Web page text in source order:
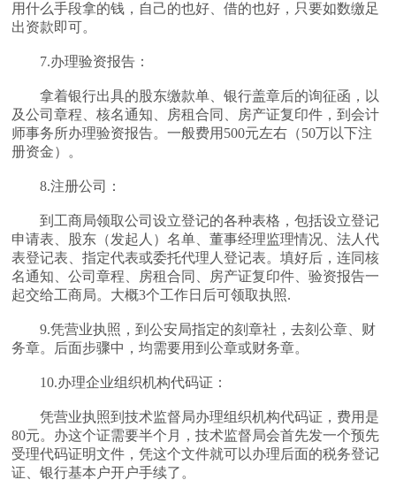
用什么手段拿的钱，自己的也好、借的也好，只要如数缴足
出资款即可。
7.办理验资报告：
拿着银行出具的股东缴款单、银行盖章后的询征函，以
及公司章程、核名通知、房租合同、房产证复印件，到会计
师事务所办理验资报告。一般费用500元左右（50万以下注
册资金）。
8.注册公司：
到工商局领取公司设立登记的各种表格，包括设立登记
申请表、股东（发起人）名单、董事经理监理情况、法人代
表登记表、指定代表或委托代理人登记表。填好后，连同核
名通知、公司章程、房租合同、房产证复印件、验资报告一
起交给工商局。大概3个工作日后可领取执照.
9.凭营业执照，到公安局指定的刻章社，去刻公章、财
务章。后面步骤中，均需要用到公章或财务章。
10.办理企业组织机构代码证：
凭营业执照到技术监督局办理组织机构代码证，费用是
80元。办这个证需要半个月，技术监督局会首先发一个预先
受理代码证明文件，凭这个文件就可以办理后面的税务登记
证、银行基本户开户手续了。